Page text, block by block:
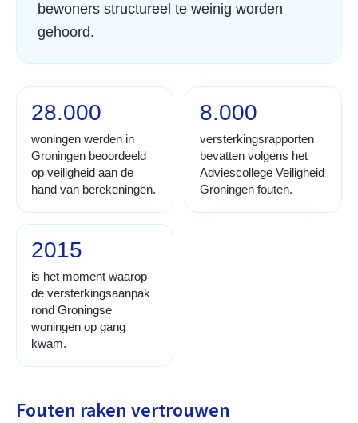
bewoners structureel te weinig worden
gehoord.
28.000
woningen werden in
Groningen beoordeeld
op veiligheid aan de
hand van berekeningen.
8.000
versterkingsrapporten
bevatten volgens het
Adviescollege Veiligheid
Groningen fouten.
2015
is het moment waarop
de versterkingsaanpak
rond Groningse
woningen op gang
kwam.
Fouten raken vertrouwen